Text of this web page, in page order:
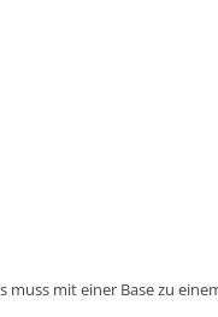
mit einer Base zu